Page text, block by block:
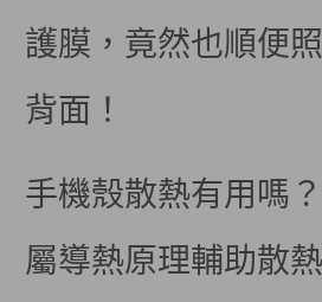
護膜，竟然也順便
背面！
手機殼散熱有用嗎
屬導熱原理輔助散